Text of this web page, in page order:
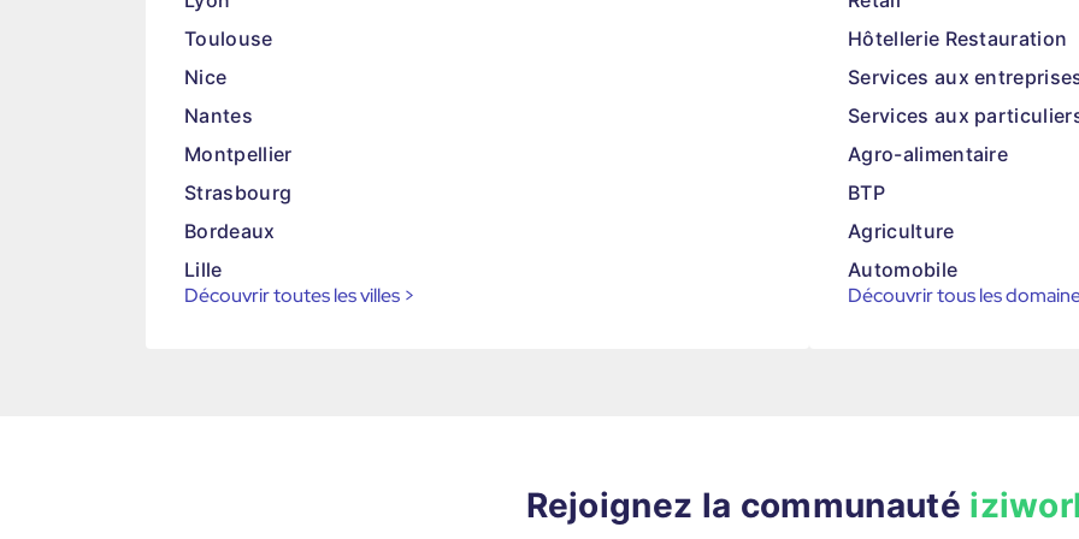
Toulouse
Nice
Nantes
Montpellier
Strasbourg
Bordeaux
Lille
Découvrir toutes les villes >
Hôtellerie Restauration
Services aux
Services aux
Agro-alimentaire
BTP
Agriculture
Automobile
Découvrir tous les
Rejoignez la communauté